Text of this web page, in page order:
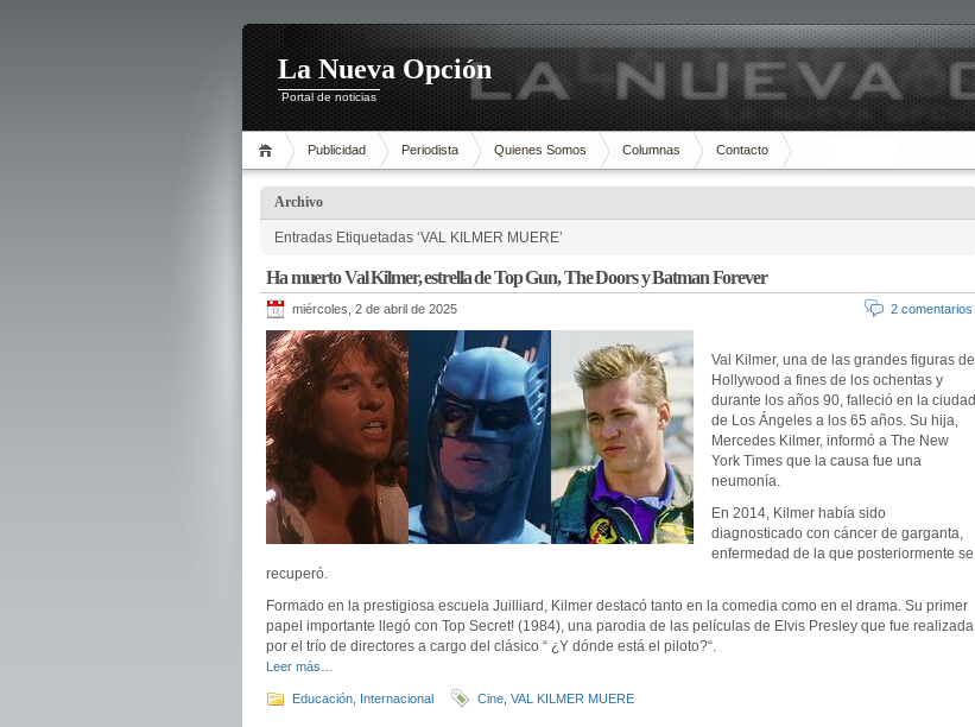
La Nueva Opción
Portal de noticias
Publicidad Periodista Quienes Somos Columnas Contacto
Archivo
Entradas Etiquetadas ‘VAL KILMER MUERE’
Ha muerto Val Kilmer, estrella de Top Gun, The Doors y Batman Forever
miércoles, 2 de abril de 2025 2 comentarios
Val Kilmer, una de las grandes figuras de
Hollywood a fines de los ochentas y
durante los años 90, falleció en la ciudad
de Los Ángeles a los 65 años. Su hija,
Mercedes Kilmer, informó a The New
York Times que la causa fue una
neumonía.
En 2014, Kilmer había sido
diagnosticado con cáncer de garganta,
enfermedad de la que posteriormente se
recuperó.
Formado en la prestigiosa escuela Juilliard, Kilmer destacó tanto en la comedia como en el drama. Su primer
papel importante llegó con Top Secret! (1984), una parodia de las películas de Elvis Presley que fue realizada
por el trío de directores a cargo del clásico “ ¿Y dónde está el piloto?“.
Leer más…
Educación Internacional Cine VAL KILMER MUERE